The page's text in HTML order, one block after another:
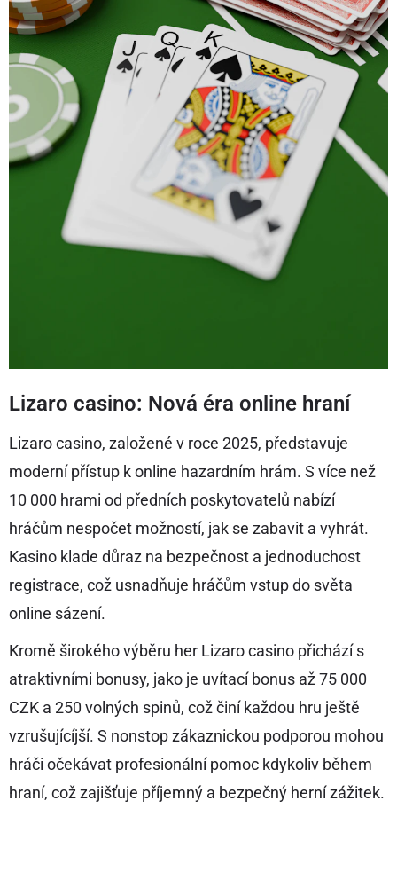
Lizaro casino: Nová éra online hraní
Lizaro casino, založené v roce 2025, představuje
moderní přístup k online hazardním hrám. S více než
10 000 hrami od předních poskytovatelů nabízí
hráčům nespočet možností, jak se zabavit a vyhrát.
Kasino klade důraz na bezpečnost a jednoduchost
registrace, což usnadňuje hráčům vstup do světa
online sázení.
Kromě širokého výběru her Lizaro casino přichází s
atraktivními bonusy, jako je uvítací bonus až 75 000
CZK a 250 volných spinů, což činí každou hru ještě
vzrušujícíjší. S nonstop zákaznickou podporou mohou
hráči očekávat profesionální pomoc kdykoliv během
hraní, což zajišťuje příjemný a bezpečný herní zážitek.